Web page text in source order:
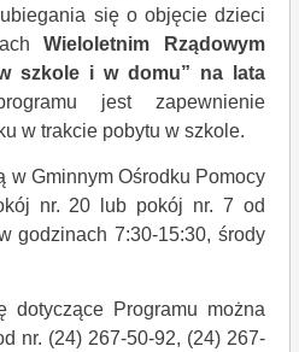
się o objęcie dzieci
Wieloletnim Rządowym
w szkole i w domu” na lata
jest zapewnienie
w trakcie pobytu w szkole.
w Gminnym Ośrodku Pomocy
nr. 20 lub pokój nr. 7 od
godzinach 7:30-15:30, środy
dotyczące Programu można
nr. (24) 267-50-92, (24) 267-